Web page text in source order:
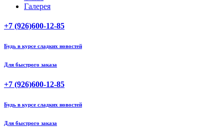
Галерея
+7 (926)600-12-85
Будь в курсе сладких новостей
Для быстрого заказа
+7 (926)600-12-85
Будь в курсе сладких новостей
Для быстрого заказа